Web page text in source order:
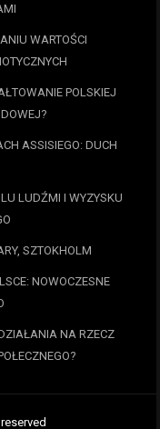
WARTOŚCI
POLSKIEJ
ASSISIEGO: DUCH
LUDŹMI I WYZYSKU
SZTOKHOLM
NOWOCZESNE
NA RZECZ